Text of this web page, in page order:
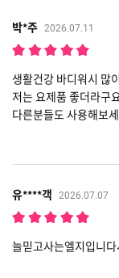
박*주 2026.07.11
생활건강 바디워시 많
저는 요제품 좋더라구
다른분들도 사용해보
유****객 2026.07.07
늘믿고사는엘지입니